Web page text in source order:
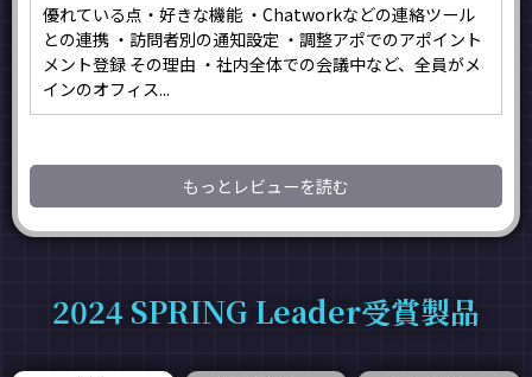
優れている点・好きな機能 ・Chatworkなどの連絡ツール
との連携 ・訪問者別の通知設定 ・調整アポでのアポイント
メント登録 その理由 ・社内全体での会議中など、全員がメ
インのオフィス...
もっとレビューを読む
2024 SPRING Leader受賞製品